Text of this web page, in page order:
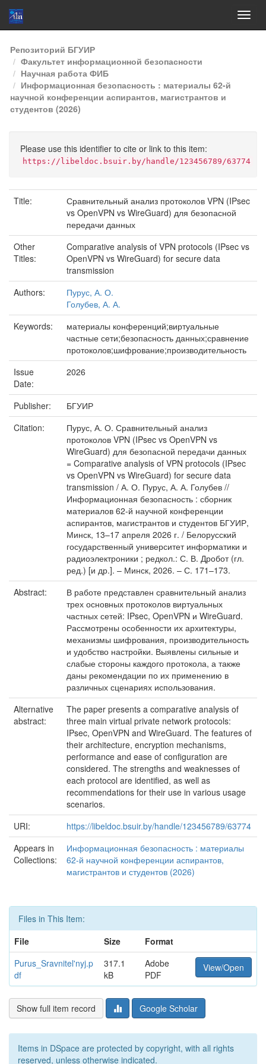
Skip
navigation
Репозиторий БГУИР
Факультет информационной безопасности
Научная работа ФИБ
Информационная безопасность : материалы 62-й
научной конференции аспирантов, магистрантов и
студентов (2026)
Please use this identifier to cite or link to this item:
https://libeldoc.bsuir.by/handle/123456789/63774
Title:
Сравнительный анализ протоколов VPN (IPsec
vs OpenVPN vs WireGuard) для безопасной
передачи данных
Other
Titles:
Comparative analysis of VPN protocols (IPsec vs
OpenVPN vs WireGuard) for secure data
transmission
Authors:
Пурус, А. О.
Голубев, А. А.
Keywords:
материалы конференций;виртуальные
частные сети;безопасность данных;сравнение
протоколов;шифрование;производительность
Issue
Date:
2026
Publisher:
БГУИР
Citation:
Пурус, А. О. Сравнительный анализ
протоколов VPN (IPsec vs OpenVPN vs
WireGuard) для безопасной передачи данных
= Comparative analysis of VPN protocols (IPsec
vs OpenVPN vs WireGuard) for secure data
transmission / А. О. Пурус, А. А. Голубев //
Информационная безопасность : сборник
материалов 62-й научной конференции
аспирантов, магистрантов и студентов БГУИР,
Минск, 13–17 апреля 2026 г. / Белорусский
государственный университет информатики и
радиоэлектроники ; редкол.: С. В. Дробот (гл.
ред.) [и др.]. – Минск, 2026. – С. 171–173.
Abstract:
В работе представлен сравнительный анализ
трех основных протоколов виртуальных
частных сетей: IPsec, OpenVPN и WireGuard.
Рассмотрены особенности их архитектуры,
механизмы шифрования, производительность
и удобство настройки. Выявлены сильные и
слабые стороны каждого протокола, а также
даны рекомендации по их применению в
различных сценариях использования.
Alternative
abstract:
The paper presents a comparative analysis of
three main virtual private network protocols:
IPsec, OpenVPN and WireGuard. The features of
their architecture, encryption mechanisms,
performance and ease of configuration are
considered. The strengths and weaknesses of
each protocol are identified, as well as
recommendations for their use in various usage
scenarios.
URI:
https://libeldoc.bsuir.by/handle/123456789/63774
Appears in
Collections:
Информационная безопасность : материалы
62-й научной конференции аспирантов,
магистрантов и студентов (2026)
Files in This Item:
File
Size
Format
Purus_Sravnitel'nyj.p
df
317.1
kB
Adobe
PDF
View/Open
Show full item record Google Scholar
Items in DSpace are protected by copyright, with all rights
reserved, unless otherwise indicated.